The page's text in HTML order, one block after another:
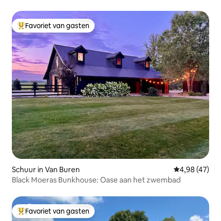
Topfavoriet van gasten
Favoriet van gasten
Schuur in Van Buren Gemiddelde
4,98 (47)
Black Moeras Bunkhouse: Oase aan het zwembad
Topfavoriet van gasten
Favoriet van gasten